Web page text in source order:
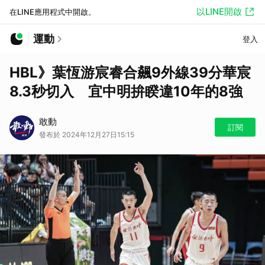
在LINE應用程式中開啟。 以LINE開啟
運動 登入
HBL》葉恆游宸睿合飆9外線39分華宸
8.3秒切入 宜中明拚睽違10年的8強
敢動
發布於 2024年12月27日15:15
訂閱